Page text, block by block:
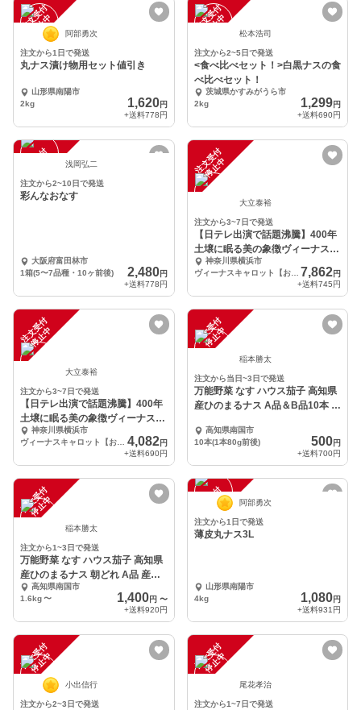
注
文
受
付
停
止
中 阿部勇次
注文から1日で発送
丸ナス漬け物用セット値引き
山形県南陽市
2kg
1,620円
+送料778円
注
文
受
付
停
止
中 松本浩司
注文から2~5日で発送
<食べ比べセット！>白黒ナスの食
べ比べセット！
茨城県かすみがうら市
2kg
1,299円
+送料690円
注
文
受
付
停
止 浅岡弘二
注文から2~10日で発送
彩んなおなす
大阪府富田林市
1箱(5〜7品種・10ヶ前後)
2,480円
+送料778円
注
文
受
付
停
止
中
大立泰裕
注文から3~7日で発送
【日テレ出演で話題沸騰】400年
土壌に眠る美の象徴ヴィーナスキ
ャロット約2キロ
神奈川県横浜市
ヴィーナスキャロット【お得な大容量約2キロ】
7,862円
+送料745円
注
文
受
付
停
止
中
大立泰裕
注文から3~7日で発送
【日テレ出演で話題沸騰】400年
土壌に眠る美の象徴ヴィーナスキ
ャロット約１キロ
神奈川県横浜市
4,082円
+送料690円
注
文
受
付
停
止
中
稲本勝太
注文から当日~3日で発送
万能野菜 なす ハウス茄子 高知県
産ひのまるナス A品＆B品10本 産
高知県南国市
10本(1本80g前後)
500円
+送料700円
注
文
受
付
停
止
中
稲本勝太
注文から1~3日で発送
万能野菜 なす ハウス茄子 高知県
産ひのまるナス 朝どれ A品 産地
直送！
高知県南国市
1.6kg〜 1,400円 〜
+送料920円
注
文
受
付
停
止
中 阿部勇次
注文から1日で発送
薄皮丸ナス3L
山形県南陽市
4kg
1,080円
+送料931円
注
文
受
付
停
止
中
小出信行
注文から2~3日で発送
注
文
受
付
停
止
中
尾花孝治
注文から1~7日で発送